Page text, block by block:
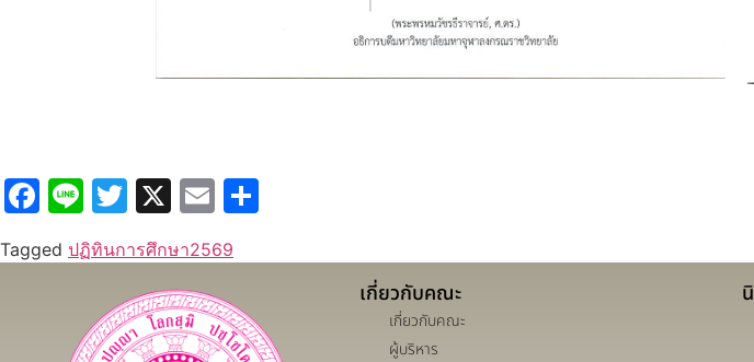
Facebook
LineTwitter
X Email
Tagged ปฏิทินการศึกษา2569
เกี่ยวกับคณะ
เกี่ยวกับคณะ
ผู้บริหาร